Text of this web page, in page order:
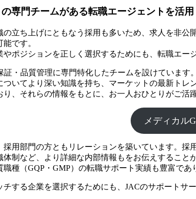
専門チームがある転職エージェントを活用
の立ち上げにともなう採用も多いため、求人を非
です。
ポジションを正しく選択するためにも、転職エー
証・品質管理に専門特化したチームを設けていま
いてより深い知識を持ち、マーケットの最新ト
、それらの情報をもとに、お一人おひとりがご活
メディカル
用部門の方ともリレーションを築いています。
体制など、より詳細な内部情報もをお伝えするこ
種（GQP・GMP）の転職サポート実績も豊富で
する企業を選択するためにも、JACのサポートサ